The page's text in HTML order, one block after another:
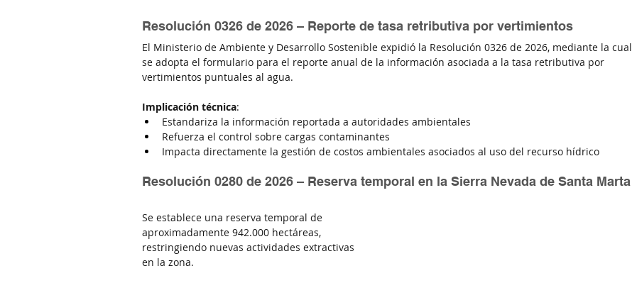
Resolución 0326 de 2026 – Reporte de tasa retributiva por vertimientos
El Ministerio de Ambiente y Desarrollo Sostenible expidió la Resolución 0326 de 2026, mediante la cual
se adopta el formulario para el reporte anual de la información asociada a la tasa retributiva por
vertimientos puntuales al agua.
Implicación técnica:
Estandariza la información reportada a autoridades ambientales
Refuerza el control sobre cargas contaminantes
Impacta directamente la gestión de costos ambientales asociados al uso del recurso hídrico
Resolución 0280 de 2026 – Reserva temporal en la Sierra Nevada de Santa Marta
Se establece una reserva temporal de
aproximadamente 942.000 hectáreas,
restringiendo nuevas actividades extractivas
en la zona.